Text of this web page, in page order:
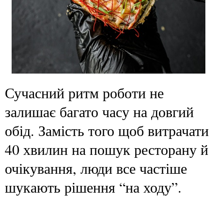
Сучасний ритм роботи не
залишає багато часу на довгий
обід. Замість того щоб витрачати
40 хвилин на пошук ресторану й
очікування, люди все частіше
шукають рішення “на ходу”.